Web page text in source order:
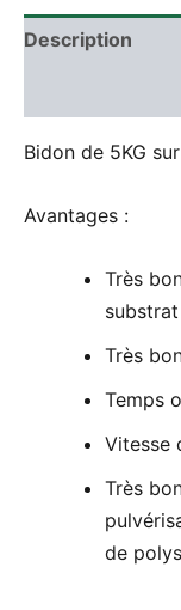
Description
Bidon de 5KG
Avantages :
Très
Très
Temps
Vitesse
Très
de